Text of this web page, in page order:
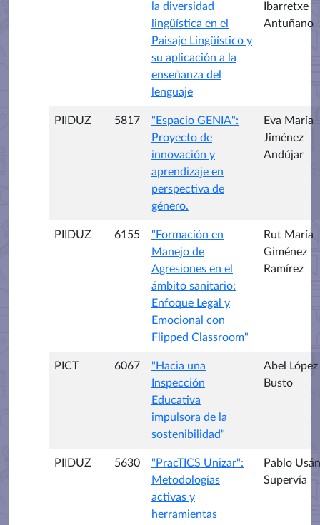
la diversidad
lingüística en el
Paisaje Lingüístico y
su aplicación a la
enseñanza del
lenguaje
Ibarretxe
Antuñano
PIIDUZ 5817
"Espacio GENIA":
Proyecto de
innovación y
aprendizaje en
perspectiva de
género.
Eva María
Jiménez
Andújar
PIIDUZ 6155
"Formación en
Manejo de
Agresiones en el
ámbito sanitario:
Enfoque Legal y
Emocional con
Flipped Classroom"
Rut María
Giménez
Ramírez
PICT 6067
"Hacia una
Inspección
Educativa
impulsora de la
sostenibilidad"
Abel López
Busto
PIIDUZ 5630
"PracTICS Unizar":
Metodologías
activas y
herramientas
Pablo Usán
Supervía